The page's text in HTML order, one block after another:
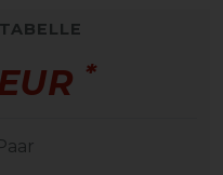
*